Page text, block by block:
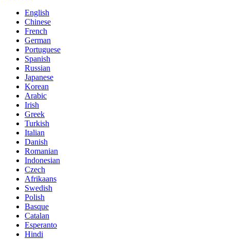
English
Chinese
French
German
Portuguese
Spanish
Russian
Japanese
Korean
Arabic
Irish
Greek
Turkish
Italian
Danish
Romanian
Indonesian
Czech
Afrikaans
Swedish
Polish
Basque
Catalan
Esperanto
Hindi